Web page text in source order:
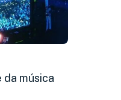
da música